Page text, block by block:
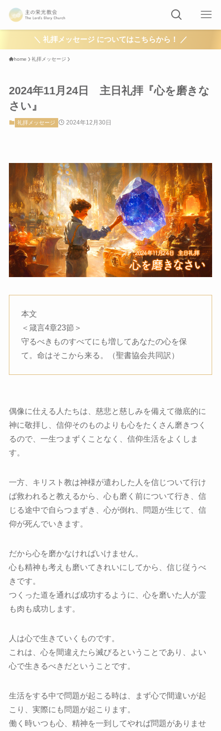
＼ 礼拝メッセージ についてはこちらから！ ／
home 礼拝メッセージ
2024年11月24日 主日礼拝『心を磨きな
さい』
礼拝メッセージ 2024年12月30日
本文
＜箴言4章23節＞
守るべきものすべてにも増してあなたの心を保
て。命はそこから来る。（聖書協会共同訳）
偶像に仕える人たちは、慈悲と慈しみを備えて徹底的に
神に敬拝し、信仰そのものよりも心をたくさん磨きつく
るので、一生つまずくことなく、信仰生活をよくしま
す。
一方、キリスト教は神様が遣わした人を信じついて行け
ば救われると教えるから、心も磨く前について行き、信
じる途中で自らつまずき、心が倒れ、問題が生じて、信
仰が死んでいきます。
だから心を磨かなければいけません。
心も精神も考えも磨いてきれいにしてから、信じ従うべ
きです。
つくった道を通れば成功するように、心を磨いた人が霊
も肉も成功します。
人は心で生きていくものです。
これは、心を間違えたら滅びるということであり、よい
心で生きるべきだということです。
生活をする中で問題が起こる時は、まず心で間違いが起
こり、実際にも問題が起こります。
働く時いつも心、精神を一到してやれば問題がありませ